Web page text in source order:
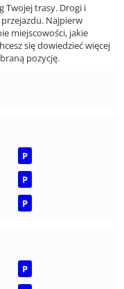
Twojej trasy. Drogi i
Najpierw
miejscowości, jakie
się dowiedzieć więcej
pozycję.
P
P
P
P